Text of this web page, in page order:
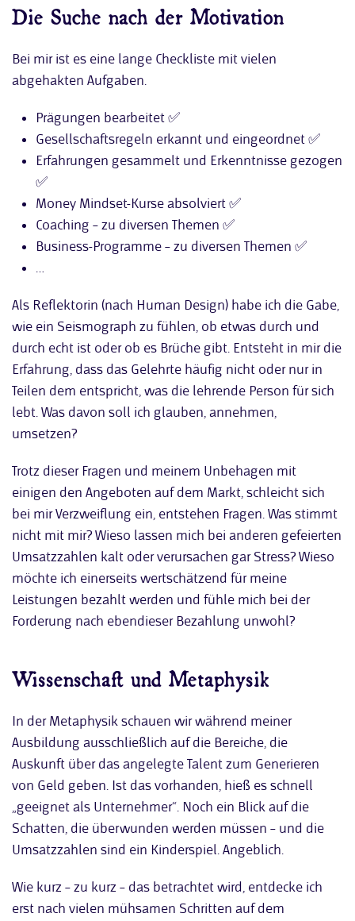
Die Suche nach der Motivation
Bei mir ist es eine lange Checkliste mit vielen
abgehakten Aufgaben.
Prägungen bearbeitet ✅
Gesellschaftsregeln erkannt und eingeordnet ✅
Erfahrungen gesammelt und Erkenntnisse gezogen
✅
Money Mindset-Kurse absolviert ✅
Coaching – zu diversen Themen ✅
Business-Programme – zu diversen Themen ✅
…
Als Reflektorin (nach Human Design) habe ich die Gabe,
wie ein Seismograph zu fühlen, ob etwas durch und
durch echt ist oder ob es Brüche gibt. Entsteht in mir die
Erfahrung, dass das Gelehrte häufig nicht oder nur in
Teilen dem entspricht, was die lehrende Person für sich
lebt. Was davon soll ich glauben, annehmen,
umsetzen?
Trotz dieser Fragen und meinem Unbehagen mit
einigen den Angeboten auf dem Markt, schleicht sich
bei mir Verzweiflung ein, entstehen Fragen. Was stimmt
nicht mit mir? Wieso lassen mich bei anderen gefeierten
Umsatzzahlen kalt oder verursachen gar Stress? Wieso
möchte ich einerseits wertschätzend für meine
Leistungen bezahlt werden und fühle mich bei der
Forderung nach ebendieser Bezahlung unwohl?
Wissenschaft und Metaphysik
In der Metaphysik schauen wir während meiner
Ausbildung ausschließlich auf die Bereiche, die
Auskunft über das angelegte Talent zum Generieren
von Geld geben. Ist das vorhanden, hieß es schnell
„geeignet als Unternehmer“. Noch ein Blick auf die
Schatten, die überwunden werden müssen – und die
Umsatzzahlen sind ein Kinderspiel. Angeblich.
Wie kurz – zu kurz – das betrachtet wird, entdecke ich
erst nach vielen mühsamen Schritten auf dem